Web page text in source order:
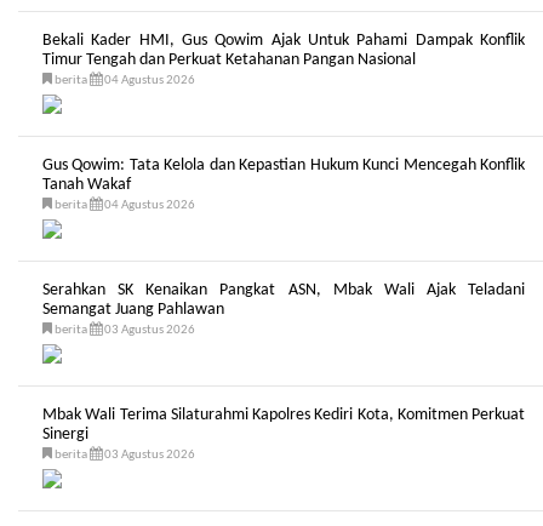
Bekali Kader HMI, Gus Qowim Ajak Untuk Pahami Dampak Konflik
Timur Tengah dan Perkuat Ketahanan Pangan Nasional
berita 04 Agustus 2026
Gus Qowim: Tata Kelola dan Kepastian Hukum Kunci Mencegah Konflik
Tanah Wakaf
berita 04 Agustus 2026
Serahkan SK Kenaikan Pangkat ASN, Mbak Wali Ajak Teladani
Semangat Juang Pahlawan
berita 03 Agustus 2026
Mbak Wali Terima Silaturahmi Kapolres Kediri Kota, Komitmen Perkuat
Sinergi
berita 03 Agustus 2026